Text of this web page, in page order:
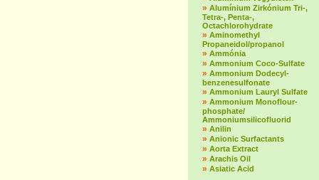
» Alumínium Zirkónium Tri-,
Tetra-, Penta-,
Octachlorohydrate
» Aminomethyl
Propaneidol/propanol
» Ammónia
» Ammonium Coco-Sulfate
» Ammonium Dodecyl-
benzenesulfonate
» Ammonium Lauryl Sulfate
» Ammonium Monoflour-
phosphate/
Ammoniumsilicofluorid
» Anilin
» Anionic Surfactants
» Aorta Extract
» Arachis Oil
» Asiatic Acid